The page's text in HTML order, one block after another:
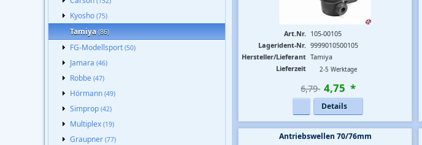
Kyosho (75)
Tamiya (86)
FG-Modellsport (50)
Jamara (46)
Robbe (47)
Hörmann (49)
Simprop (42)
Multiplex (19)
Graupner (77)
Art.Nr. 105-00105
Lagerident-Nr. 9999010500105
Hersteller/Lieferant Tamiya
Lieferzeit
2-5 Werktage
6,79  4,75 *
Details
Antriebswellen 70/76mm